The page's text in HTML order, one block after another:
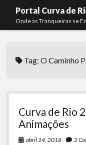
Portal Curva de
Onde as Tranqueiras se
menu
Curva de Rio
Komos
La Siesta
Membros
Lucas Oliveira
Kaique Xavier
Tag:O Caminho
Curva de Rio
Animações
abril 14, 2016 2